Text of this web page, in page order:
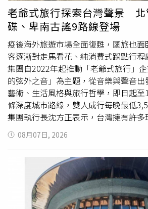
杯」商業午餐與「老乾杯」全新菜單、
望持續發酵，將持續透過新品推出、行
機，持續挹注營運成長。展店方面，8
雄夢時代店完成南北高雄雙據點布局
家「黑毛屋」及4家「牛舌佑介」，陸
西、永康街等重點商圈，擴大營收規模
挹注動能。
老爺式旅行探索台灣聲景 北
碟、卑南古謠9路線登場
疫後海外旅遊市場全面復甦，國旅也
客逐漸對走馬看花、純消費式踩點行
集團自2022年起推動「老爺式旅行」
的弦外之音」為主題，從音樂與聲音出
藝術、生活風格與旅行哲學，即日起
條深度城市路線，雙人成行每晚最低
集團執行長沈方正表示，台灣擁有許
透過主題式旅行玩法，進一步發掘不
人對國旅的印象，相關深度旅遊內容
旅客來台的特色行程，希望大家到每
宿，也能有不同收穫。因應旅客對深度
店集團自2022年起推動「老爺式旅行
音為主軸，規劃9條特色路線，帶領旅
與城市場景，認識台灣的聲音記憶。行
08月07日, 2026